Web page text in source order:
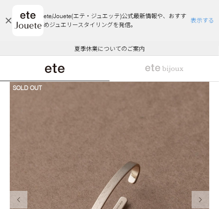
ete/Jouete(エテ・ジュエッテ)公式最新情報や、おすす
めジュエリースタイリングを発信。
表示する
エコラッピング及びエコポイント付与のご案内
ご注文いただいたお品物のお届け状況について
夏季休業についてのご案内
WEB Limited Items >>
採用のご案内
悪質な偽サイトにご注意ください
エコラッピング及びエコポイント付与のご案内
ご注文いただいたお品物のお届け状況について
前の画像
SOLD OUT